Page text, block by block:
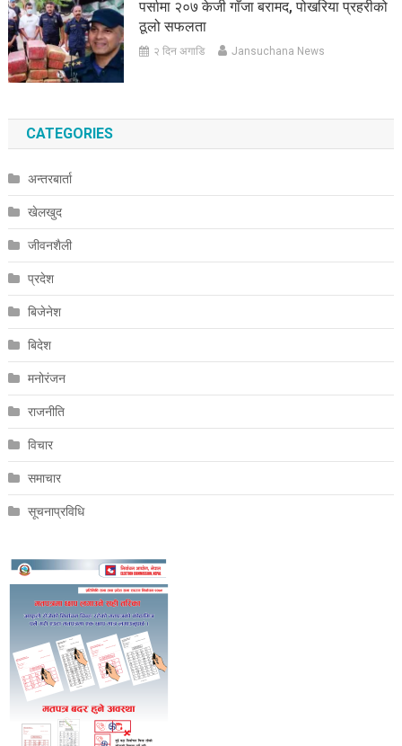
पर्सामा २०७ केजी गाँजा बरामद, पोखरिया प्रहरीको
ठूलो सफलता
२ दिन अगाडि Jansuchana News
CATEGORIES
अन्तरबार्ता
खेलखुद
जीवनशैली
प्रदेश
बिजेनेश
बिदेश
मनोरंजन
राजनीति
विचार
समाचार
सूचनाप्रविधि